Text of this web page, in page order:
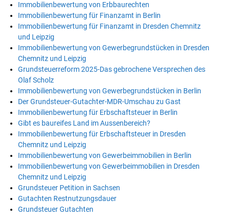
Immobilienbewertung von Erbbaurechten
Immobilienbewertung für Finanzamt in Berlin
Immobilienbewertung für Finanzamt in Dresden Chemnitz
und Leipzig
Immobilienbewertung von Gewerbegrundstücken in Dresden
Chemnitz und Leipzig
Grundsteuerreform 2025-Das gebrochene Versprechen des
Olaf Scholz
Immobilienbewertung von Gewerbegrundstücken in Berlin
Der Grundsteuer-Gutachter-MDR-Umschau zu Gast
Immobilienbewertung für Erbschaftsteuer in Berlin
Gibt es baureifes Land im Aussenbereich?
Immobilienbewertung für Erbschaftsteuer in Dresden
Chemnitz und Leipzig
Immobilienbewertung von Gewerbeimmobilien in Berlin
Immobilienbewertung von Gewerbeimmobilien in Dresden
Chemnitz und Leipzig
Grundsteuer Petition in Sachsen
Gutachten Restnutzungsdauer
Grundsteuer Gutachten